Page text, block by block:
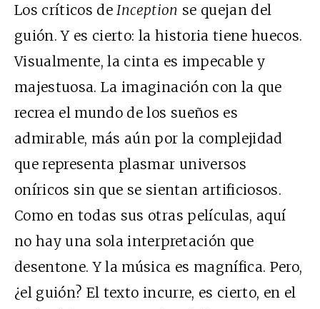
Los críticos deInception se quejan del
guión. Y es cierto: la historia tiene huecos.
Visualmente, la cinta es impecable y
majestuosa. La imaginación con la que
recrea el mundo de los sueños es
admirable, más aún por la complejidad
que representa plasmar universos
oníricos sin que se sientan artificiosos.
Como en todas sus otras películas, aquí
no hay una sola interpretación que
desentone. Y la música es magnífica. Pero,
¿el guión? El texto incurre, es cierto, en el